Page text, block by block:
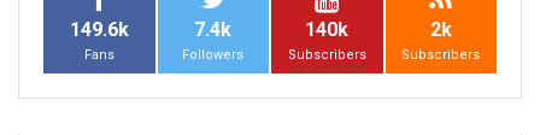
149.6k
Fans
7.4k
Followers
140k
Subscribers
2k
Subscribers